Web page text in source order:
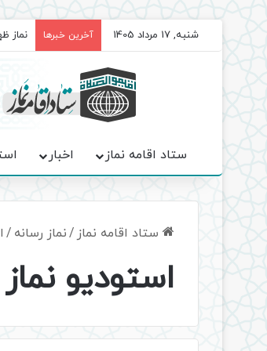
شنبه, 17 مرداد 1405 آخرین خبرها
ستاد اقامه نماز اخبار
ستاد اقامه نماز /نماز رسانه /
استودیو نماز